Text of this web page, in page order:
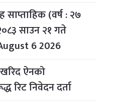
साप्ताहिक (वर्ष : २७
साउन २१ गते
6 2026
ऐनको
रिट निवेदन दर्ता